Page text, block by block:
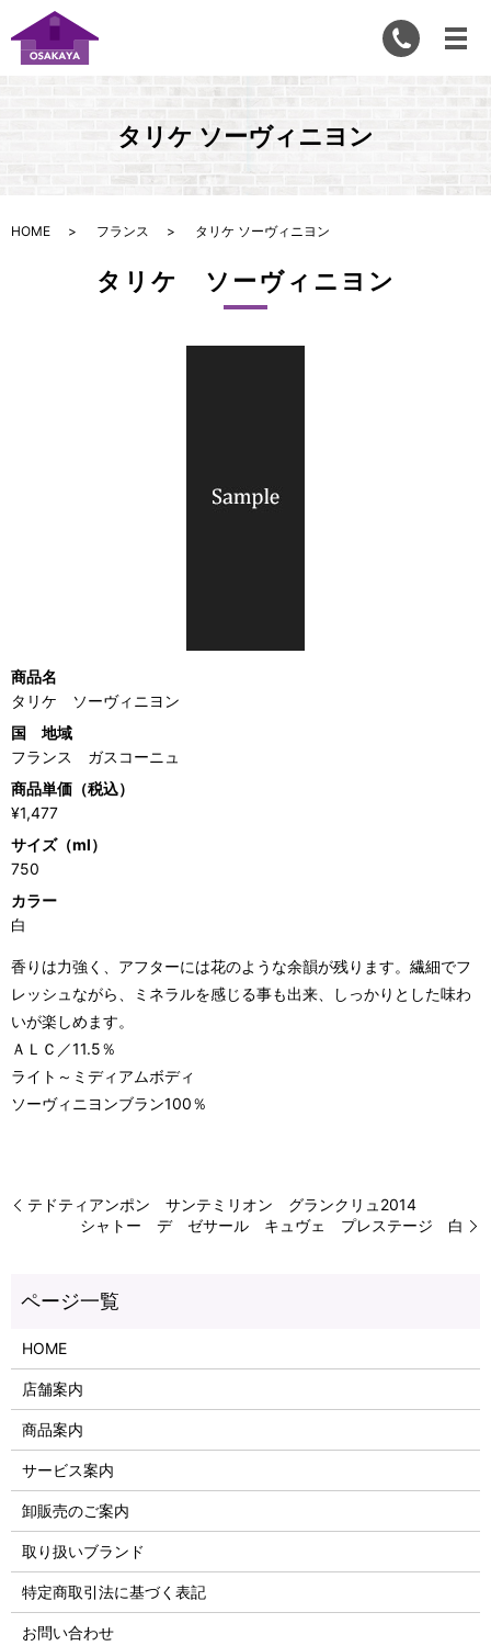
タリケ ソーヴィニヨン
HOME フランス タリケ ソーヴィニヨン
タリケ ソーヴィニヨン
商品名
タリケ ソーヴィニヨン
国 地域
フランス ガスコーニュ
商品単価（税込）
¥1,477
サイズ（ml）
750
カラー
白
香りは力強く、アフターには花のような余韻が残ります。繊細でフ
レッシュながら、ミネラルを感じる事も出来、しっかりとした味わ
いが楽しめます。
ＡＬＣ／11.5％
ライト～ミディアムボディ
ソーヴィニヨンブラン100％
テドティアンポン サンテミリオン グランクリュ2014
シャトー デ ゼサール キュヴェ プレステージ 白
HOME
店舗案内
商品案内
サービス案内
卸販売のご案内
取り扱いブランド
特定商取引法に基づく表記
お問い合わせ